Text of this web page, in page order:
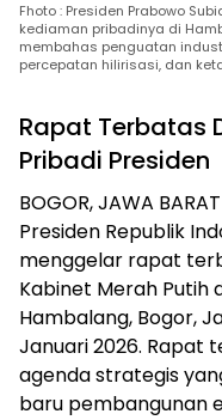
Fhoto : Presiden Prabowo
kediaman pribadinya di
membahas penguatan
percepatan hilirisasi, dan
Rapat Terbatas
Pribadi Presiden
BOGOR, JAWA
Presiden Republik
menggelar rapat
Kabinet Merah Putih
Hambalang, Bogor,
Januari 2026. Rapat
agenda strategis
baru pembangunan